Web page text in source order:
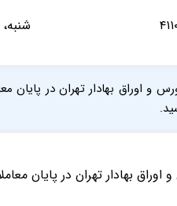
شنبه، ۱ مهر ۱۳۹۶ -
تهران در پایان معاملات امروز با 33 واحد کاهش به پله 85